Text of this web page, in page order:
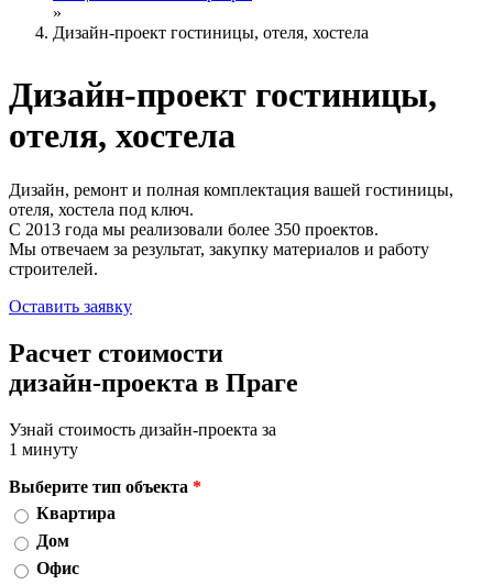
»
Дизайн-проект гостиницы, отеля, хостела
Дизайн-проект гостиницы,
отеля, хостела
Дизайн, ремонт и полная комплектация вашей гостиницы,
отеля, хостела под ключ.
С 2013 года мы реализовали более 350 проектов.
Мы отвечаем за результат, закупку материалов и работу
строителей.
Оставить заявку
Расчет стоимости
дизайн-проекта в Праге
Узнай стоимость дизайн-проекта за
1 минуту
Выберите тип объекта *
Квартира
Дом
Офис